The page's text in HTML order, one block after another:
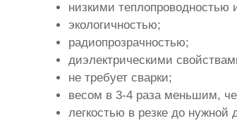
низкими теплопроводностью
экологичностью;
радиопрозрачностью;
диэлектрическими
не требует сварки;
весом в 3-4 раза меньшим,
легкостью в резке до нужной